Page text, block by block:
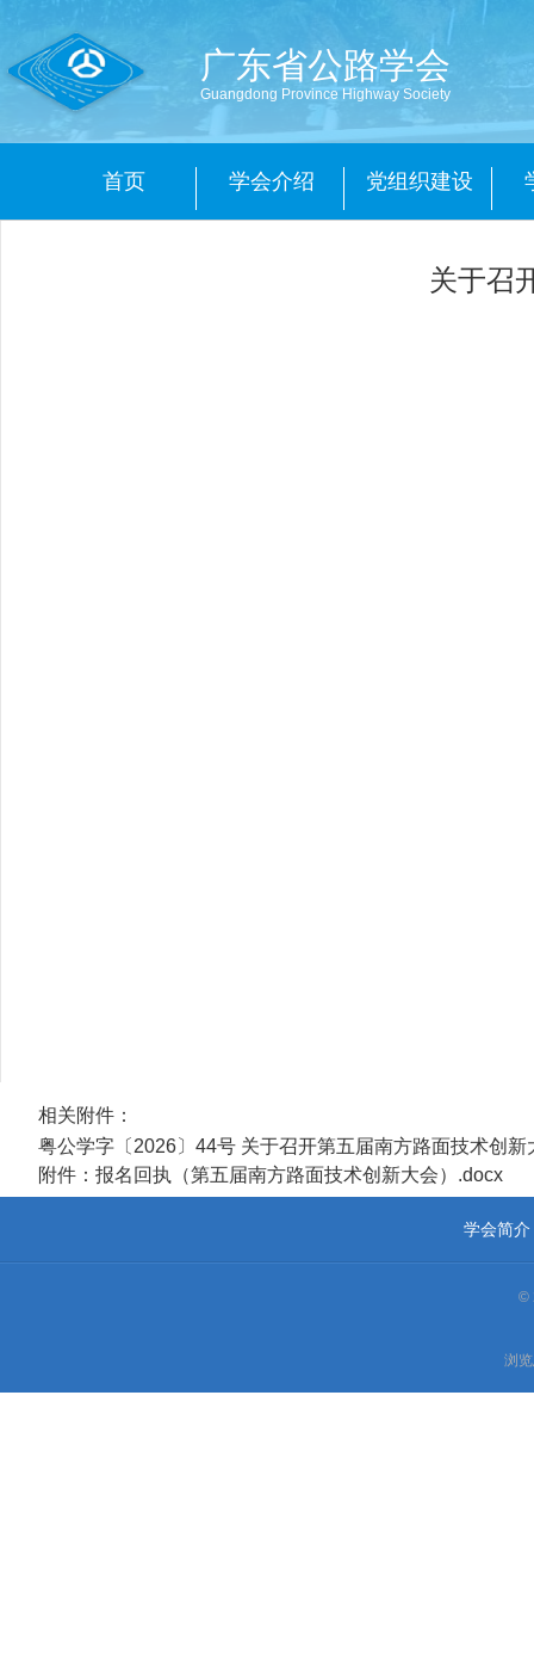
广东省公路学会
Guangdong Province Highway Society
首页 学会介绍 党组织建设
关于召
相关附件：
粤公学字〔2026〕44号 关于召开第五届南方路面技术创新
附件：报名回执（第五届南方路面技术创新大会）.docx
学会简介
©
浏